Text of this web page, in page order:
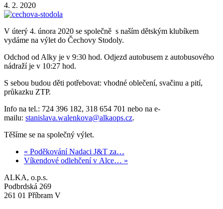
4. 2. 2020
V úterý 4. února 2020 se společně s naším dětským klubíkem
vydáme na výlet do Čechovy Stodoly.
Odchod od Alky je v 9:30 hod. Odjezd autobusem z autobusového
nádraží je v 10:27 hod.
S sebou budou děti potřebovat: vhodné oblečení, svačinu a pití,
průkazku ZTP.
Info na tel.: 724 396 182, 318 654 701 nebo na e-
mailu: stanislava.walenkova@alkaops.cz.
Těšíme se na společný výlet.
« Poděkování Nadaci J&T za…
Víkendové odlehčení v Alce… »
ALKA, o.p.s.
Podbrdská 269
261 01 Příbram V